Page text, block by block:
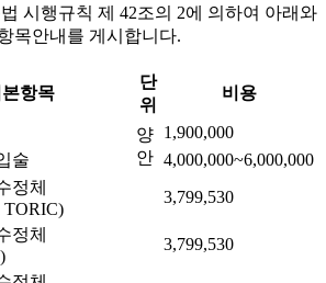
시행규칙 제 42조의 2에 의하여 아래와
목안내를 게시합니다.
항목
단
위
비용
양
안
1,900,000
술
4,000,000~6,000,000
정체
TORIC)
3,799,530
정체
3,799,530